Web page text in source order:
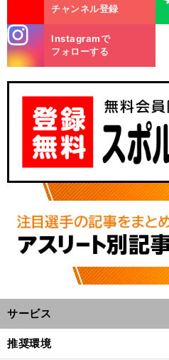
チャンネル登録
m
Instagramで
フォローする
サービス
推奨環境